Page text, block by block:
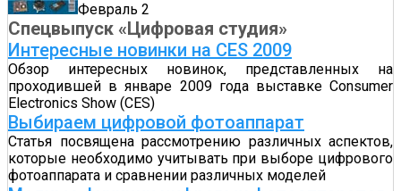
Февраль 2
Спецвыпуск «Цифровая студия»
Интересные новинки на CES 2009
Обзор интересных новинок, представленных на
проходившей в январе 2009 года выставке Consumer
Electronics Show (CES)
Выбираем цифровой фотоаппарат
Статья посвящена рассмотрению различных аспектов,
которые необходимо учитывать при выборе цифрового
фотоаппарата и сравнении различных моделей